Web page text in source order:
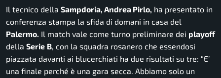
Il tecnico della Sampdoria, Andrea Pirlo, ha presentato in
conferenza stampa la sfida di domani in casa del
Palermo. Il match vale come turno preliminare dei playoff
della Serie B, con la squadra rosanero che essendosi
piazzata davanti ai blucerchiati ha due risultati su tre: “E’
una finale perché è una gara secca. Abbiamo solo un